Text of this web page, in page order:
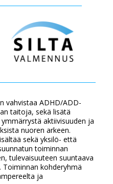
vahvistaa ADHD/ADD-
taitoja, sekä lisätä
aktiivisuuden ja
nuoren arkeen.
sekä yksilö- että
toiminnan
tulevaisuuteen suuntaava
Toiminnan kohderyhmä
ja